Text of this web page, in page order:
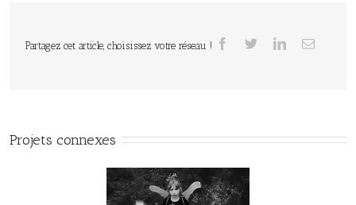
Partagez cet article, choisissez votre réseau !
Projets connexes